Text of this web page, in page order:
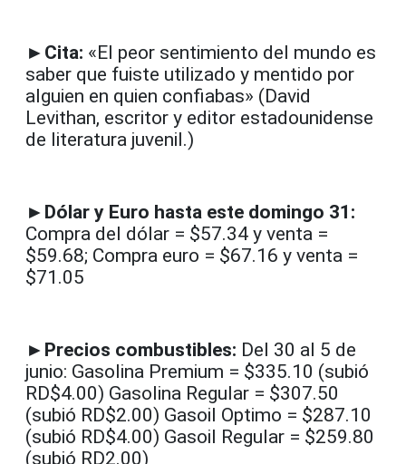
►Cita: «El peor sentimiento del mundo es
saber que fuiste utilizado y mentido por
alguien en quien confiabas» (David
Levithan, escritor y editor estadounidense
de literatura juvenil.)
►Dólar y Euro hasta este domingo 31:
Compra del dólar = $57.34 y venta =
$59.68; Compra euro = $67.16 y venta =
$71.05
►Precios combustibles: Del 30 al 5 de
junio: Gasolina Premium = $335.10 (subió
RD$4.00) Gasolina Regular = $307.50
(subió RD$2.00) Gasoil Optimo = $287.10
(subió RD$4.00) Gasoil Regular = $259.80
(subió RD2.00)